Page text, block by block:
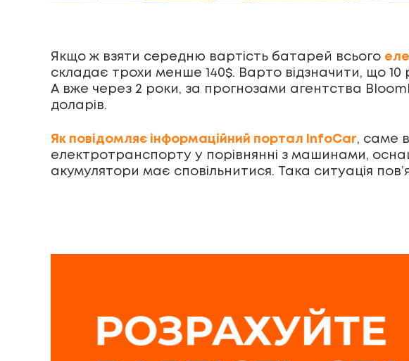
Якщо ж взяти середню вартість батарей всього
складає трохи менше 140$. Варто відзначити, що 10
А вже через 2 роки, за прогнозами агентства
доларів.
Як повідомляє інформаційний портал InfoCar, саме
електротранспорту у порівнянні з машинами,
акумулятори має сповільнитися. Така ситуація